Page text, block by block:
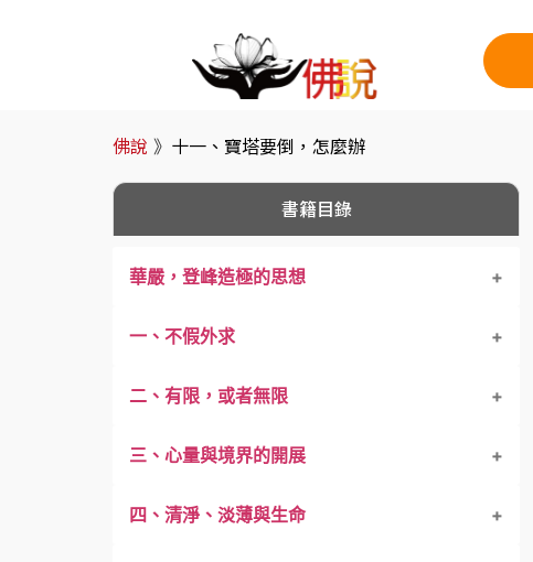
佛說 》 十一、寶塔要倒，怎麼辦
書籍目錄
華嚴，登峰造極的思想
一、不假外求
二、有限，或者無限
三、心量與境界的開展
四、清淨、淡薄與生命